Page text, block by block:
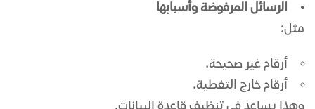
الرسائل المرفوضة وأسبابها
مثل:
أرقام غير صحيحة.
أرقام خارج التغطية.